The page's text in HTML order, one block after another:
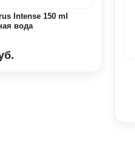
Intense 150 ml
вода